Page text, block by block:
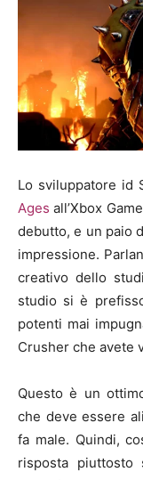
Lo sviluppatore id
Ages all’Xbox
debutto, e un paio
impressione.
creativo dello
studio si è
potenti mai
Crusher che avete
Questo è un
che deve essere
fa male. Quindi,
risposta piuttosto